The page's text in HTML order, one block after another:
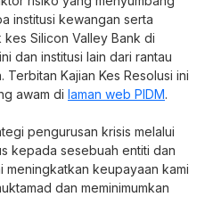
institusi kewangan serta
Silicon Valley Bank di
dan institusi lain dari rantau
Terbitan Kajian Kes Resolusi ini
awam di laman web PIDM.
pengurusan krisis melalui
kepada sesebuah entiti dan
meningkatkan keupayaan kami
dan meminimumkan